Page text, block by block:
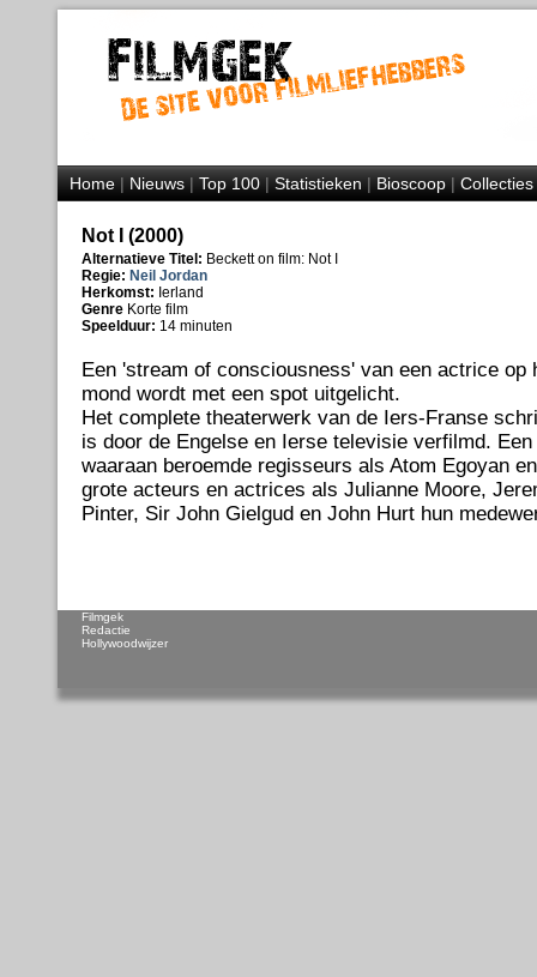
Home|Nieuws|Top 100|Statistieken|Bioscoop|Collecties
Not I (2000)
Alternatieve Titel: Beckett on film: Not I
Regie: Neil Jordan
Herkomst: Ierland
Genre Korte film
Speelduur: 14 minuten
Een 'stream of consciousness' van een actrice op
mond wordt met een spot uitgelicht.
Het complete theaterwerk van de Iers-Franse
is door de Engelse en Ierse televisie verfilmd.
waaraan beroemde regisseurs als Atom Egoyan
grote acteurs en actrices als Julianne Moore,
Pinter, Sir John Gielgud en John Hurt hun
Filmgek
Redactie
Hollywoodwijzer